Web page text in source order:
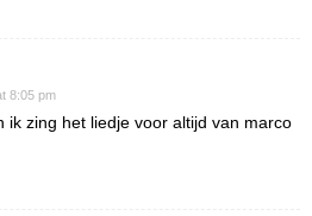
8:05 pm
ik zing het liedje voor altijd van marco